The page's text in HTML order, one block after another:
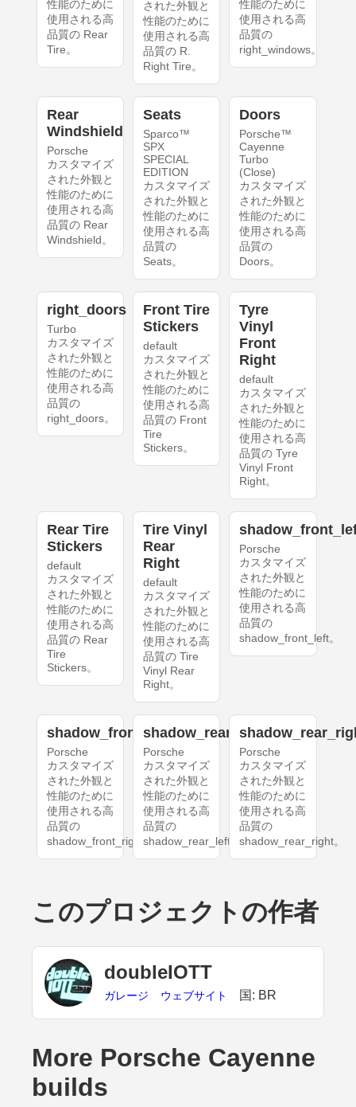
性能のために
使用される高
品質の Rear
Tire。
された外観と
性能のために
使用される高
品質の R.
Right Tire。
性能のために
使用される高
品質の
right_windows。
Rear
Windshield
Porsche
カスタマイズ
された外観と
性能のために
使用される高
品質の Rear
Windshield。
Seats
Sparco™
SPX
SPECIAL
EDITION
カスタマイズ
された外観と
性能のために
使用される高
品質の
Seats。
Doors
Porsche™
Cayenne
Turbo
(Close)
カスタマイズ
された外観と
性能のために
使用される高
品質の
Doors。
right_doors
Turbo
カスタマイズ
された外観と
性能のために
使用される高
品質の
right_doors。
Front Tire
Stickers
default
カスタマイズ
された外観と
性能のために
使用される高
品質の Front
Tire
Stickers。
Tyre
Vinyl
Front
Right
default
カスタマイズ
された外観と
性能のために
使用される高
品質の Tyre
Vinyl Front
Right。
Rear Tire
Stickers
default
カスタマイズ
された外観と
性能のために
使用される高
品質の Rear
Tire
Stickers。
Tire Vinyl
Rear
Right
default
カスタマイズ
された外観と
性能のために
使用される高
品質の Tire
Vinyl Rear
Right。
Porsche
カスタマイズ
された外観と
性能のために
使用される高
品質の
shadow_front_left。
shadow_front_right
Porsche
カスタマイズ
された外観と
性能のために
使用される高
品質の
shadow_front_right。
shadow_rear_left
Porsche
カスタマイズ
された外観と
性能のために
使用される高
品質の
shadow_rear_left。
Porsche
カスタマイズ
された外観と
性能のために
使用される高
品質の
shadow_rear_right。
このプロジェクトの作者
doubleIOTT
ガレージ ウェブサイト 国: BR
More Porsche Cayenne
builds